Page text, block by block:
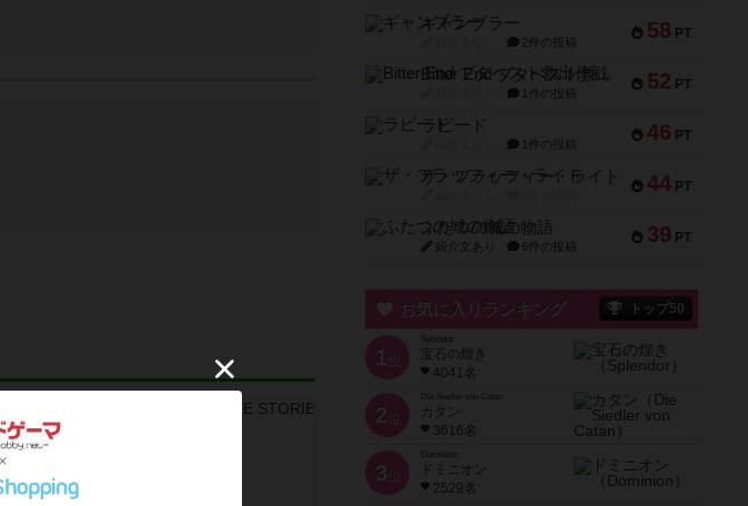
58 PT
ギャンブラー
2件の投稿
52 PT
Bitter End ブタペスト救出作戦
1件の投稿
46 PT
ラピード
1件の投稿
44 PT
ザ・フラッフィー・ライト
39 PT
ふたつの城の物語
紹介文あり 6件の投稿
お気に入りランキング トップ50
1 位
宝石の煌き
4041名
2 位
Die Siedler von Catan
カタン
3616名
3 位
ドミニオン
2529名